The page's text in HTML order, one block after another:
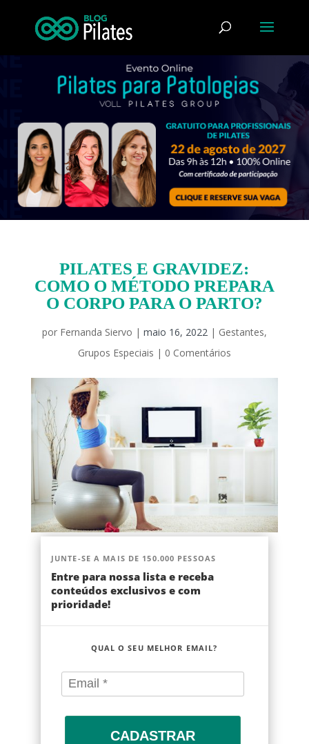
PILATES E GRAVIDEZ:
COMO O MÉTODO PREPARA
O CORPO PARA O PARTO?
por Fernanda Siervo | maio 16, 2022| Gestantes,
Grupos Especiais | 0 Comentários
JUNTE-SE A MAIS DE 150.000 PESSOAS
Entre para nossa lista e receba
conteúdos exclusivos e com
prioridade!
QUAL O SEU MELHOR EMAIL?
CADASTRAR